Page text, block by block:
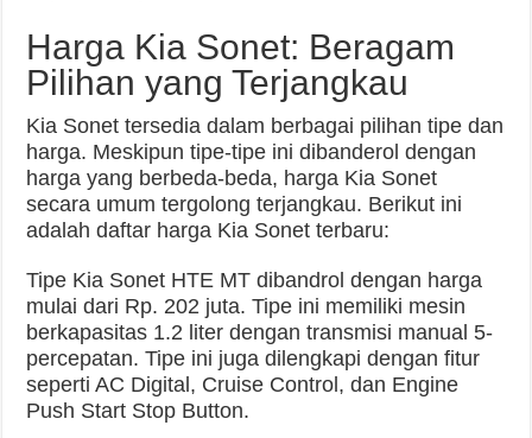
Harga Kia Sonet: Beragam
Pilihan yang Terjangkau
Kia Sonet tersedia dalam berbagai pilihan tipe dan
harga. Meskipun tipe-tipe ini dibanderol dengan
harga yang berbeda-beda, harga Kia Sonet
secara umum tergolong terjangkau. Berikut ini
adalah daftar harga Kia Sonet terbaru:
Tipe Kia Sonet HTE MT dibandrol dengan harga
mulai dari Rp. 202 juta. Tipe ini memiliki mesin
berkapasitas 1.2 liter dengan transmisi manual 5-
percepatan. Tipe ini juga dilengkapi dengan fitur
seperti AC Digital, Cruise Control, dan Engine
Push Start Stop Button.